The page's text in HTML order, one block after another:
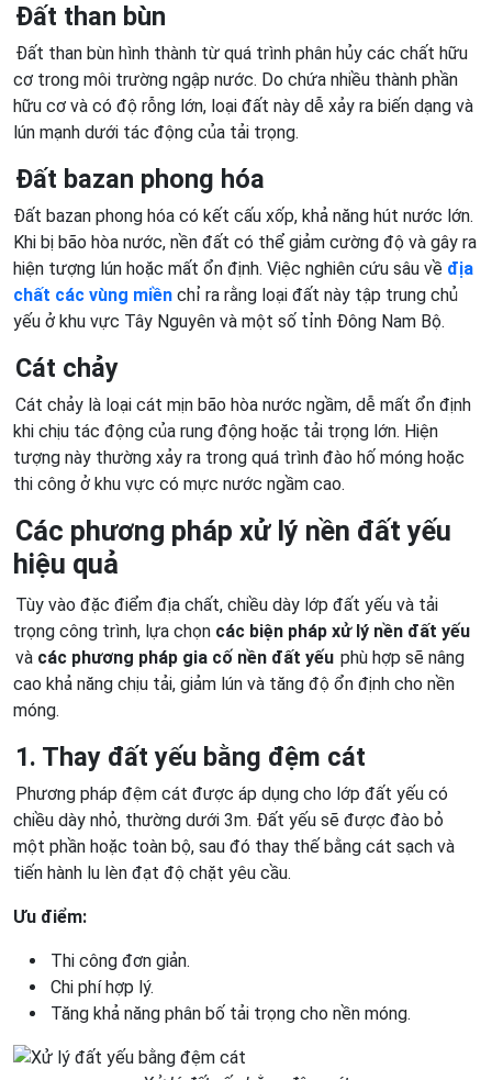
Đất than bùn
Đất than bùn hình thành từ quá trình phân hủy các chất hữu
cơ trong môi trường ngập nước. Do chứa nhiều thành phần
hữu cơ và có độ rỗng lớn, loại đất này dễ xảy ra biến dạng và
lún mạnh dưới tác động của tải trọng.
Đất bazan phong hóa
Đất bazan phong hóa có kết cấu xốp, khả năng hút nước lớn.
Khi bị bão hòa nước, nền đất có thể giảm cường độ và gây ra
hiện tượng lún hoặc mất ổn định. Việc nghiên cứu sâu về địa
chất các vùng miền chỉ ra rằng loại đất này tập trung chủ
yếu ở khu vực Tây Nguyên và một số tỉnh Đông Nam Bộ.
Cát chảy
Cát chảy là loại cát mịn bão hòa nước ngầm, dễ mất ổn định
khi chịu tác động của rung động hoặc tải trọng lớn. Hiện
tượng này thường xảy ra trong quá trình đào hố móng hoặc
thi công ở khu vực có mực nước ngầm cao.
Các phương pháp xử lý nền đất yếu
hiệu quả
Tùy vào đặc điểm địa chất, chiều dày lớp đất yếu và tải
trọng công trình, lựa chọn các biện pháp xử lý nền đất yếu
và các phương pháp gia cố nền đất yếu phù hợp sẽ nâng
cao khả năng chịu tải, giảm lún và tăng độ ổn định cho nền
móng.
1. Thay đất yếu bằng đệm cát
Phương pháp đệm cát được áp dụng cho lớp đất yếu có
chiều dày nhỏ, thường dưới 3m. Đất yếu sẽ được đào bỏ
một phần hoặc toàn bộ, sau đó thay thế bằng cát sạch và
tiến hành lu lèn đạt độ chặt yêu cầu.
Ưu điểm:
Thi công đơn giản.
Chi phí hợp lý.
Tăng khả năng phân bố tải trọng cho nền móng.